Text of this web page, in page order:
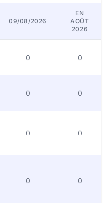
09/08/2026
EN
AOÛT
2026
0 0
0 0
0 0
0 0